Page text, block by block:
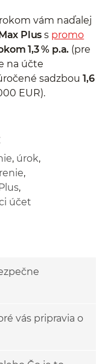
vám naďalej
Plus s promo
1,3 % p.a. (pre
na účte
sadzbou1,6
EUR).
, úrok,
,
,
účet
vás pripravia o